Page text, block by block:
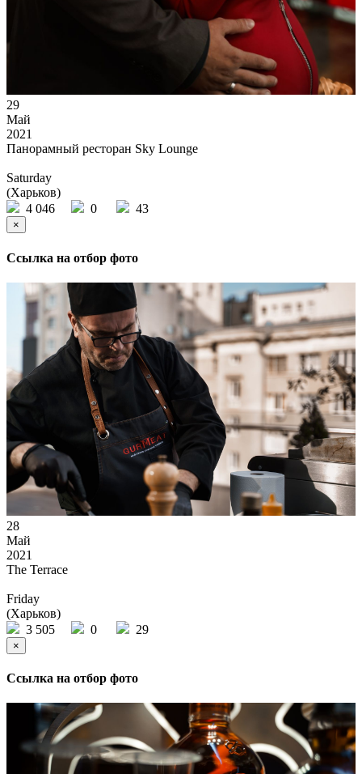
29
Май
2021
Панорамный ресторан Sky Lounge
Saturday
(Харьков)
4 046
0 43
×
Ссылка на отбор фото
28
Май
2021
The Terrace
Friday
(Харьков)
3 505
0 29
×
Ссылка на отбор фото